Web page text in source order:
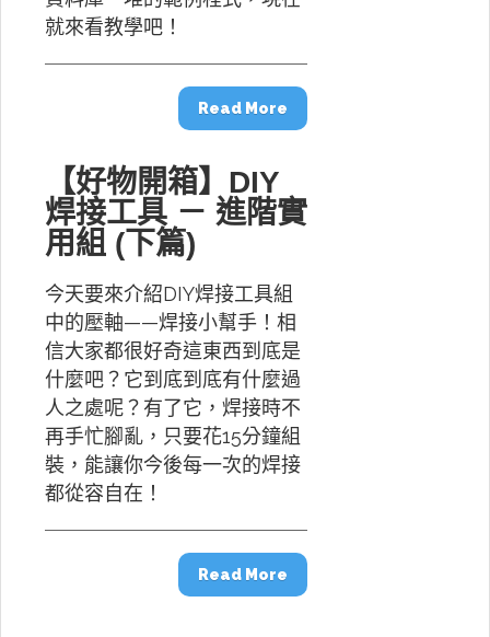
就來看教學吧！
Read More
【好物開箱】DIY
焊接工具 － 進階實
用組 (下篇)
今天要來介紹DIY焊接工具組
中的壓軸——焊接小幫手！相
信大家都很好奇這東西到底是
什麼吧？它到底到底有什麼過
人之處呢？有了它，焊接時不
再手忙腳亂，只要花15分鐘組
裝，能讓你今後每一次的焊接
都從容自在！
Read More